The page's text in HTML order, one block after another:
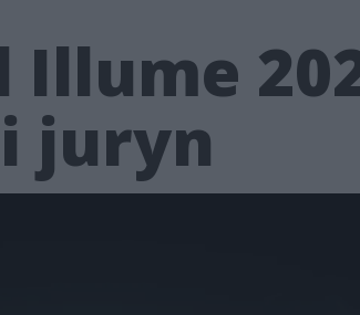
Illume
juryn